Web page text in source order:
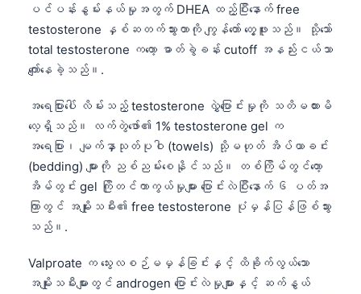
ပင်ပန်းနွမ်းနယ်မှုအတွက် DHEA ထည့်ပြီးနောက် free
testosterone နှစ်ဆတက်သွားတာကို ကျွန်တော် တွေ့ဖူးသည်။ သို့သော်
total testosterone ကတော့ ဓာတ်ခွဲခန်း cutoff အနည်းငယ်သာ
ကျော်နေခဲ့သည်။.
အရေပြားပေါ် လိမ်းသည့် testosterone လွှဲပြောင်းမှုကို သတိမထားမိ
လေ့ရှိသည်။ လက်တွဲဖော်၏ 1% testosterone gel က
အရေပြား၊ မျက်နှာသုတ်ပုဝါ (towels) သို့မဟုတ် အိပ်ယာခင်း
(bedding) များကို ညစ်ညမ်းစေနိုင်သည်။ တစ်ကြိမ်တွင်တော့
အိမ်တွင်း gel ကြိုတင်ကာကွယ်မှုများ ပြောင်းလဲပြီးနောက် ၆ ပတ်အ
ကြာတွင် အမျိုးသမီး၏ free testosterone ပုံမှန်ပြန်ဖြစ်သွား
သည်။.
Valproate က သွေးလစဉ်မမှန်ခြင်းနှင့် ထိခိုက်လွယ်သော
အမျိုးသမီးများတွင် androgen ပြောင်းလဲမှုများနှင့် ဆက်နွယ်
Tiếng Việt
Tagalog
ไทย
ភាសាខ្មែរ
Kiswahili
አማርኛ
Українська
O‘zbekcha
Català
Қазақ тілі
Suomi